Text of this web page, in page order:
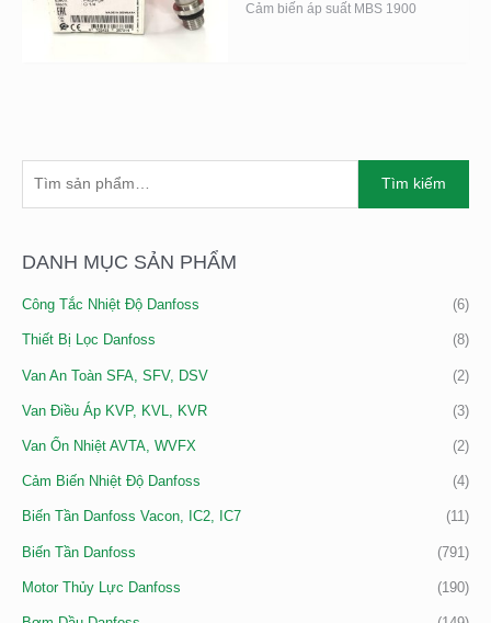
K
Ế
M
Tìm kiếm
DANH MỤC SẢN PHẨM
Công Tắc Nhiệt Độ Danfoss (6)
Thiết Bị Lọc Danfoss (8)
Van An Toàn SFA, SFV, DSV (2)
Van Điều Áp KVP, KVL, KVR (3)
Van Ổn Nhiệt AVTA, WVFX (2)
Cảm Biến Nhiệt Độ Danfoss (4)
Biến Tần Danfoss Vacon, IC2, IC7 (11)
Biến Tần Danfoss (791)
Motor Thủy Lực Danfoss (190)
T
H
Đ
A
Cảm biến áp suất MBS 1900